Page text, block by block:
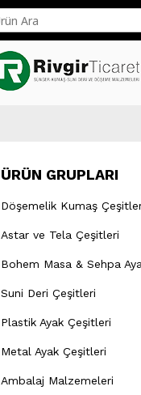
ÜRÜN GRUPLARI
Döşemelik Kumaş
Astar ve Tela Çeşitleri
Bohem Masa & Sehpa
Suni Deri Çeşitleri
Plastik Ayak Çeşitleri
Metal Ayak Çeşitleri
Ambalaj Malzemeleri